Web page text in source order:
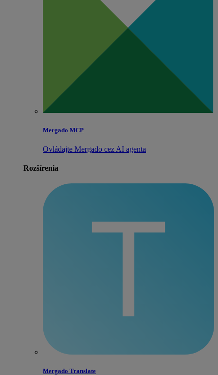
Mergado MCP
Ovládajte Mergado cez AI agenta
Rozšírenia
Mergado Translate